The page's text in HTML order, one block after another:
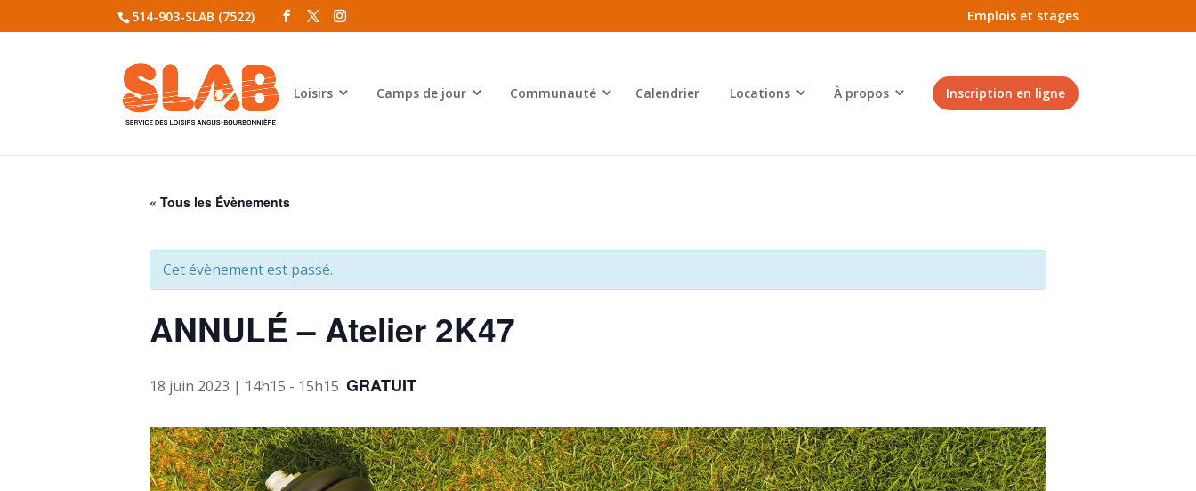
514-903-SLAB (7522) Emplois et stages
Loisirs Camps de jour Communauté Calendrier Locations À propos Inscription en ligne
« Tous les Évènements
Cet évènement est passé.
ANNULÉ – Atelier 2K47
18 juin 2023 | 14h15 - 15h15 GRATUIT